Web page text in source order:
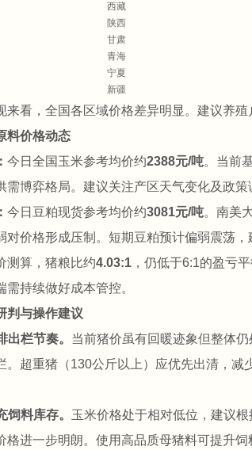
西藏
陕西
甘肃
青海
宁夏
新疆
来看，全国各区域价格差异明显。建议养
料价格动态
今日全国玉米参考均价约2388元/吨。当前
需博弈格局。建议关注产区天气变化及政策
今日豆粕现货参考均价约3081元/吨。南美
对价格形成压制。短期豆粕预计偏弱震荡，
测算，猪粮比约4.03:1 ，仍低于6:1的盈亏
需持续做好成本管控。
判与操作建议
出栏节奏。 当前猪价虽有回暖迹象但整体
。超重猪（130公斤以上）应优先出清，
饲料库存。 玉米价格处于相对低位，建议
格进一步明朗。使用高品质母猪料可提升